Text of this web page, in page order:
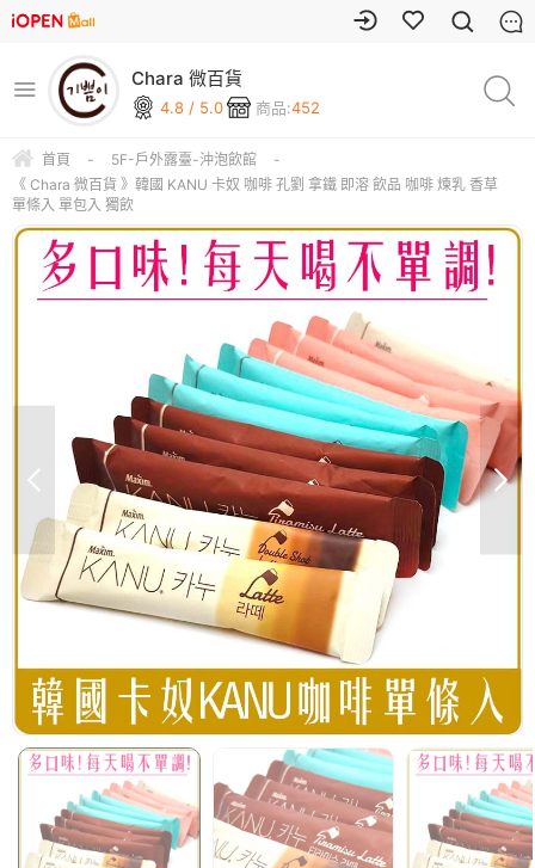
Chara 微百貨
4.8 / 5.0 商品:452
首頁 - 5F-戶外露臺-沖泡飲館
-
《 Chara 微百貨 》韓國 KANU 卡奴 咖啡 孔劉 拿鐵 即溶 飲品 咖啡 煉乳 香草
單條入 單包入 獨飲